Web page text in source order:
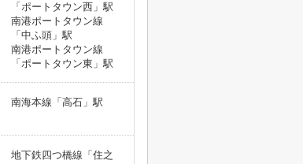
「ポートタウン西」駅
南港ポートタウン線
「中ふ頭」駅
南港ポートタウン線
「ポートタウン東」駅
南海本線「高石」駅
地下鉄四つ橋線「住之